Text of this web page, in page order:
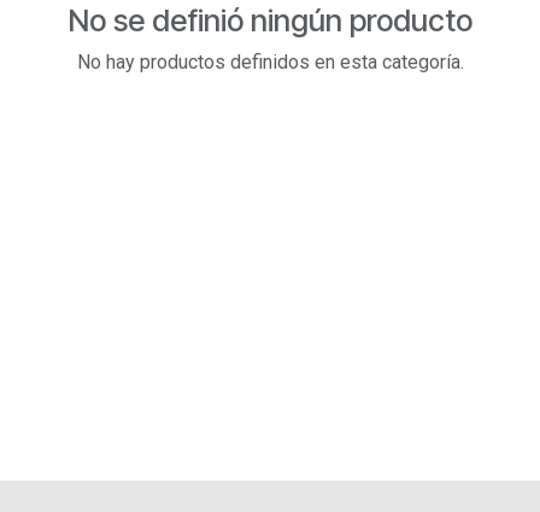
No se definió ningún producto
No hay productos definidos en esta categoría.